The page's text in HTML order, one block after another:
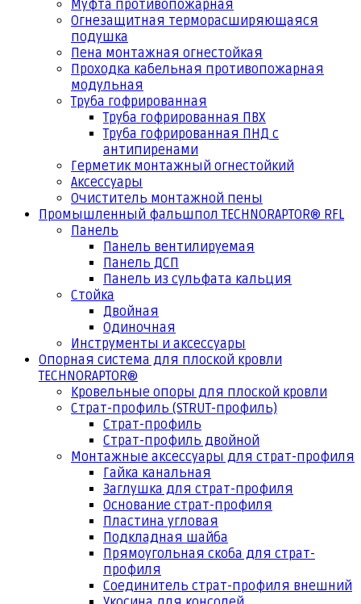
Муфта противопожарная
Огнезащитная терморасширяющаяся
подушка
Пена монтажная огнестойкая
Проходка кабельная противопожарная
модульная
Труба гофрированная
Труба гофрированная ПВХ
Труба гофрированная ПНД с
антипиренами
Герметик монтажный огнестойкий
Аксессуары
Очиститель монтажной пены
Промышленный фальшпол TECHNORAPTOR® RFL
Панель
Панель вентилируемая
Панель ДСП
Панель из сульфата кальция
Стойка
Двойная
Одиночная
Инструменты и аксессуары
Опорная система для плоской кровли
TECHNORAPTOR®
Кровельные опоры для плоской кровли
Страт-профиль (STRUT-профиль)
Страт-профиль
Страт-профиль двойной
Монтажные аксессуары для страт-профиля
Гайка канальная
Заглушка для страт-профиля
Основание страт-профиля
Пластина угловая
Подкладная шайба
Прямоугольная скоба для страт-
профиля
Соединитель страт-профиля внешний